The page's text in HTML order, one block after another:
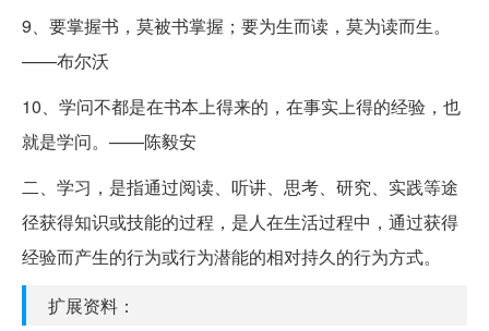
9、要掌握书，莫被书掌握；要为生而读，莫为读而生。
——布尔沃
10、学问不都是在书本上得来的，在事实上得的经验，也
就是学问。——陈毅安
二、学习，是指通过阅读、听讲、思考、研究、实践等途
径获得知识或技能的过程，是人在生活过程中，通过获得
经验而产生的行为或行为潜能的相对持久的行为方式。
扩展资料：